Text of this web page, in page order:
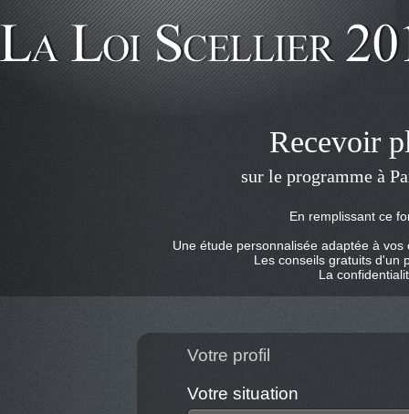
Recevoir
sur le programme à
En remplissant ce
Une étude personnalisée adaptée à
Les conseils gratuits d'un
La
Votre profil
Votre situation